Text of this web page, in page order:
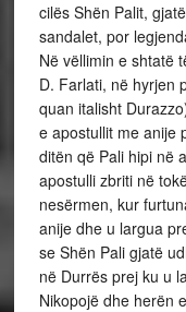
cilës Shën Palit,
sandalet, por
Në vëllimin e shtatë
D. Farlati, në hyrjen
quan italisht
e apostullit me anije
ditën që Pali hipi në
apostulli zbriti në
nesërmen, kur
anije dhe u largua
se Shën Pali gjatë
në Durrës prej ku u
Nikopojë dhe herën